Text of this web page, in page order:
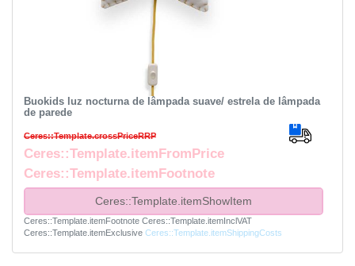
Buokids luz nocturna de lâmpada suave/ estrela de lâmpada
de parede
Ceres::Template.crossPriceRRP
Ceres::Template.itemFromPrice
Ceres::Template.itemFootnote
Ceres::Template.itemShowItem
Ceres::Template.itemFootnote Ceres::Template.itemInclVAT
Ceres::Template.itemExclusive Ceres::Template.itemShippingCosts